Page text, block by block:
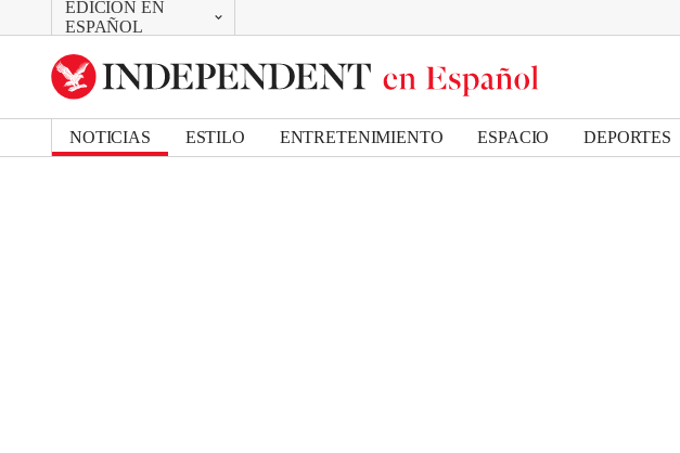
EDICIÓN EN
ESPAÑOL
CAMBIAR
UK Edition
US Edition
NOTICIAS ESTILO ENTRETENIMIENTO ESPACIO DEPORTES
Bookmark popover
Removed from bookmarks
Close popover